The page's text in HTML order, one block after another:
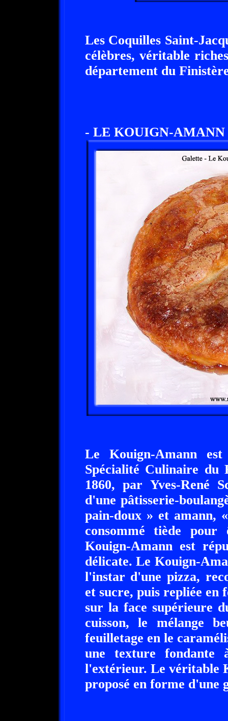
Les Coquilles Saint-
célèbres, véritable
département du
- LE KOUIGN-AMANN
Le Kouign-Amann
Spécialité Culinaire du
1860, par Yves-René
d'une pâtisserie-
pain-doux » et amann,
consommé tiède
Kouign-Amann est
délicate. Le Kouign-
l'instar d'une pizza,
et sucre, puis repliée en
sur la face supérieure
cuisson, le mélange
feuilletage en le
une texture
l'extérieur. Le véritable
proposé en forme d'une